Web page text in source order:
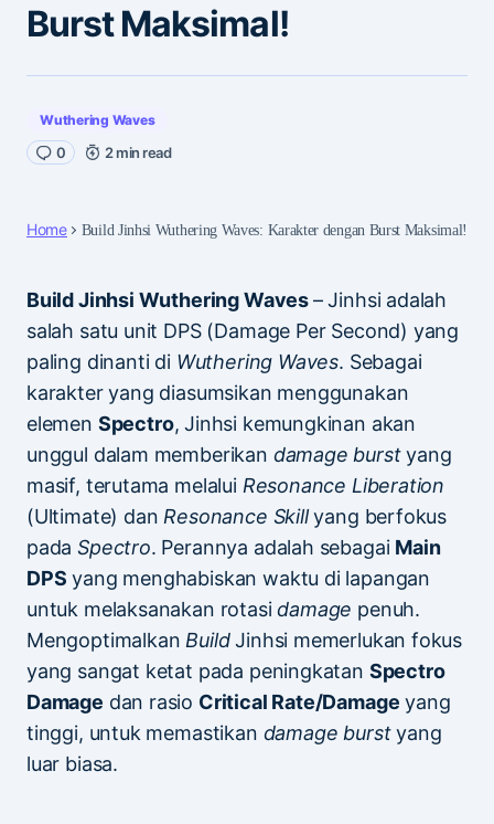
Burst Maksimal!
Wuthering Waves
0 2 min read
Home Build Jinhsi Wuthering Waves: Karakter dengan Burst Maksimal!
Build Jinhsi Wuthering Waves– Jinhsi adalah
salah satu unit DPS (Damage Per Second) yang
paling dinanti di Wuthering Waves. Sebagai
karakter yang diasumsikan menggunakan
elemen Spectro, Jinhsi kemungkinan akan
unggul dalam memberikan damage burstyang
masif, terutama melalui Resonance Liberation
(Ultimate) dan Resonance Skillyang berfokus
padaSpectro. Perannya adalah sebagai Main
DPS yang menghabiskan waktu di lapangan
untuk melaksanakan rotasidamage penuh.
Mengoptimalkan BuildJinhsi memerlukan fokus
yang sangat ketat pada peningkatan Spectro
Damage dan rasio Critical Rate/Damage yang
tinggi, untuk memastikan damage burstyang
luar biasa.